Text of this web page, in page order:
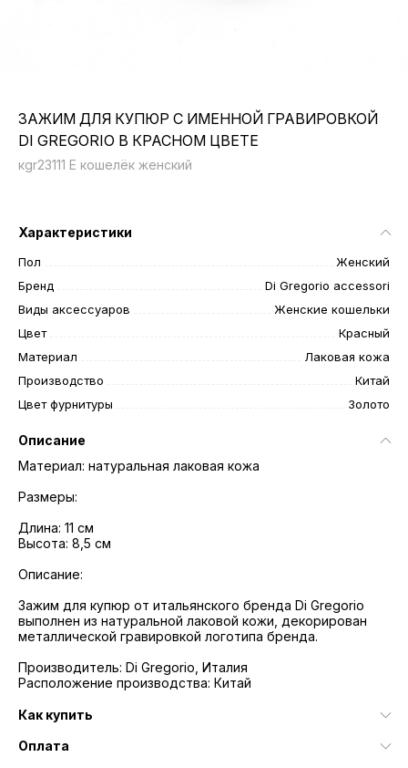
ЗАЖИМ ДЛЯ КУПЮР С ИМЕННОЙ ГРАВИРОВКОЙ
DI GREGORIO В КРАСНОМ ЦВЕТЕ
кgr23111 E кошелёк женский
Характеристики
Пол
Женский
Бренд
Di Gregorio accessori
Виды аксессуаров
Женские кошельки
Цвет
Красный
Материал
Лаковая кожа
Производство
Китай
Цвет фурнитуры
Золото
Описание
Материал: натуральная лаковая кожа
Размеры:
Длина: 11 см
Высота: 8,5 см
Описание:
Зажим для купюр от итальянского бренда Di Gregorio
выполнен из натуральной лаковой кожи, декорирован
металлической гравировкой логотипа бренда.
Производитель: Di Gregorio, Италия
Расположение производства: Китай
Как купить
Оплата